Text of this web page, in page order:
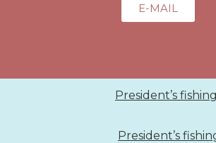
E-MAIL
President’s
President’s